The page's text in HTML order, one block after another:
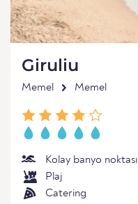
Giruliu
Memel Memel
Kolay banyo noktası
Plaj
Catering